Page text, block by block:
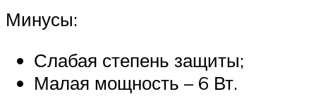
Минусы:
Слабая степень защиты;
Малая мощность – 6 Вт.